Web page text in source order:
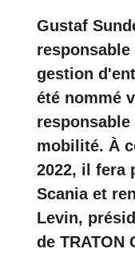
Gustaf
gestion
été nommé
mobilité. À
2022, il fera
Scania et
Levin,
de TRATON